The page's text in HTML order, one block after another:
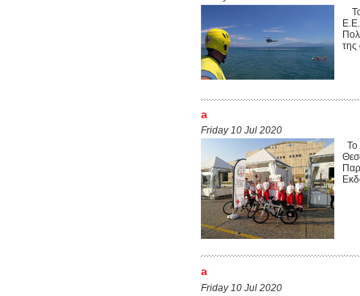
της
a
Friday 10 Jul 2020
Το
a
Friday 10 Jul 2020